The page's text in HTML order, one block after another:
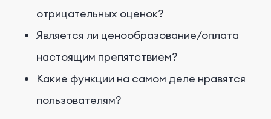
отрицательных оценок?
Является ли ценообразование/оплата
настоящим препятствием?
Какие функции на самом деле нравятся
пользователям?